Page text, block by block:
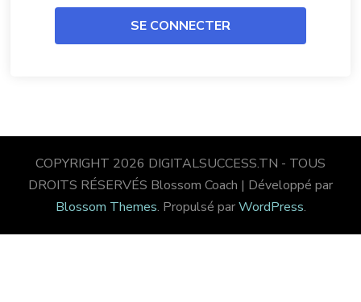
COPYRIGHT 2026 DIGITALSUCCESS.TN - TOUS
DROITS RÉSERVÉS Blossom Coach | Développé par
Blossom Themes. Propulsé parWordPress.